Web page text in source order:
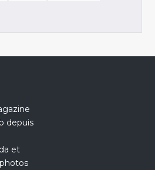
depuis
et